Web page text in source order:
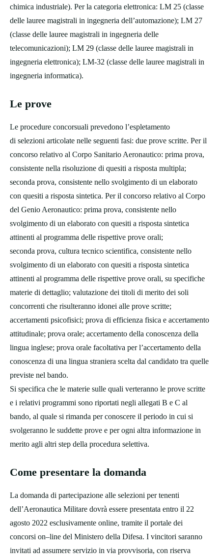
chimica industriale). Per la categoria elettronica: LM 25 (classe
delle lauree magistrali in ingegneria dell’automazione); LM 27
(classe delle lauree magistrali in ingegneria delle
telecomunicazioni); LM 29 (classe delle lauree magistrali in
ingegneria elettronica); LM-32 (classe delle lauree magistrali in
ingegneria informatica).
Le prove
Le procedure concorsuali prevedono l’espletamento
di selezioni articolate nelle seguenti fasi: due prove scritte. Per il
concorso relativo al Corpo Sanitario Aeronautico: prima prova,
consistente nella risoluzione di quesiti a risposta multipla;
seconda prova, consistente nello svolgimento di un elaborato
con quesiti a risposta sintetica. Per il concorso relativo al Corpo
del Genio Aeronautico: prima prova, consistente nello
svolgimento di un elaborato con quesiti a risposta sintetica
attinenti al programma delle rispettive prove orali;
seconda prova, cultura tecnico scientifica, consistente nello
svolgimento di un elaborato con quesiti a risposta sintetica
attinenti al programma delle rispettive prove orali, su specifiche
materie di dettaglio; valutazione dei titoli di merito dei soli
concorrenti che risulteranno idonei alle prove scritte;
accertamenti psicofisici; prova di efficienza fisica e accertamento
attitudinale; prova orale; accertamento della conoscenza della
lingua inglese; prova orale facoltativa per l’accertamento della
conoscenza di una lingua straniera scelta dal candidato tra quelle
previste nel bando.
Si specifica che le materie sulle quali verteranno le prove scritte
e i relativi programmi sono riportati negli allegati B e C al
bando, al quale si rimanda per conoscere il periodo in cui si
svolgeranno le suddette prove e per ogni altra informazione in
merito agli altri step della procedura selettiva.
Come presentare la domanda
La domanda di partecipazione alle selezioni per tenenti
dell’Aeronautica Militare dovrà essere presentata entro il 22
agosto 2022 esclusivamente online, tramite il portale dei
concorsi on–line del Ministero della Difesa. I vincitori saranno
invitati ad assumere servizio in via provvisoria, con riserva